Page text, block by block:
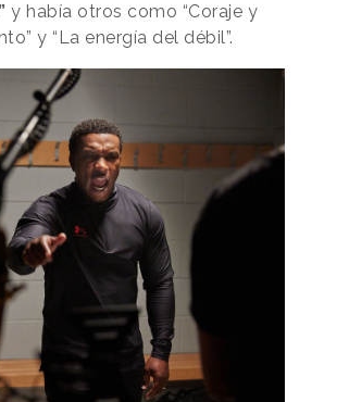
y había otros como “Coraje y
y “La energía del débil”.